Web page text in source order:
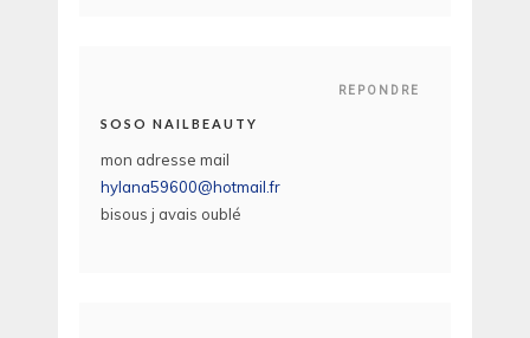
REPONDRE
SOSO NAILBEAUTY
mon adresse mail
hylana59600@hotmail.fr
bisous j avais oublé